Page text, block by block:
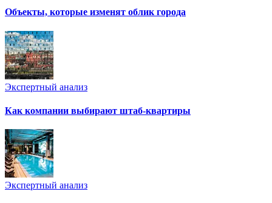
Объекты, которые изменят облик города
Экспертный анализ
Как компании выбирают штаб-квартиры
Экспертный анализ